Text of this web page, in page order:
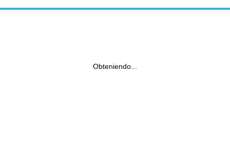
Obteniendo...